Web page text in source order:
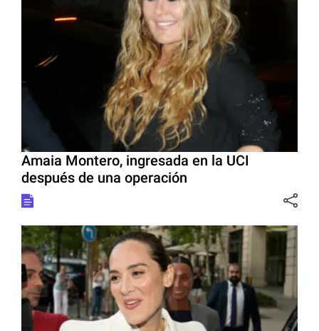
Amaia Montero, ingresada en la UCI
después de una operación